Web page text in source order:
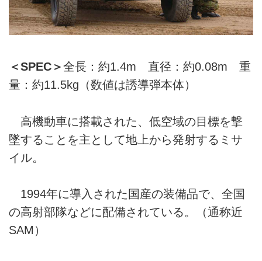
＜SPEC＞全長：約1.4m 直径：約0.08m 重
量：約11.5kg（数値は誘導弾本体）
高機動車に搭載された、低空域の目標を撃
墜することを主として地上から発射するミサ
イル。
1994年に導入された国産の装備品で、全国
の高射部隊などに配備されている。（通称近
SAM）